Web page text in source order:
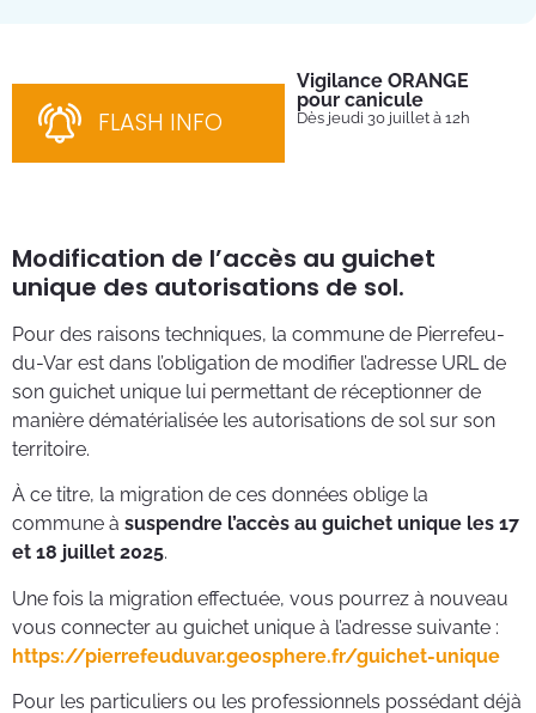
FLASH INFO
Vigilance ORANGE
pour canicule
Dès jeudi 30 juillet à 12h
Modification de l’accès au guichet
unique des autorisations de sol.
Pour des raisons techniques, la commune de Pierrefeu-
du-Var est dans l’obligation de modifier l’adresse URL de
son guichet unique lui permettant de réceptionner de
manière dématérialisée les autorisations de sol sur son
territoire.
À ce titre, la migration de ces données oblige la
commune à suspendre l’accès au guichet unique les 17
et 18 juillet 2025.
Une fois la migration effectuée, vous pourrez à nouveau
vous connecter au guichet unique à l’adresse suivante :
https://pierrefeuduvar.geosphere.fr/guichet-unique
Pour les particuliers ou les professionnels possédant déjà